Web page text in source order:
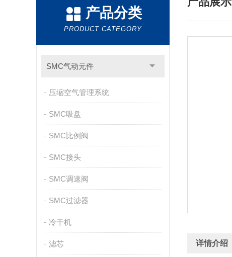
产品分类
PRODUCT CATEGORY
SMC气动元件
压缩空气管理系统
SMC吸盘
SMC比例阀
SMC接头
SMC调速阀
SMC过滤器
冷干机
滤芯 详情介绍